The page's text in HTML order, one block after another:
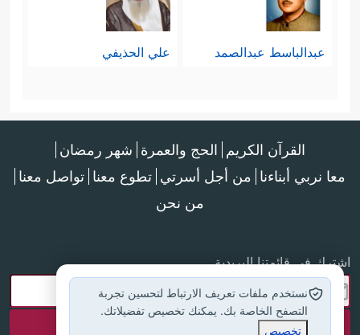
عبدالباسط عبدالصمد علي الحذيفي
القرآن الكريم الحج والعمرة شهر رمضان
معا نربي أبناءنا من أجل أسرتي تطوع معنا تواصل معنا
من نحن
اشترك في قائمتنا البريدية
نستخدم ملفات تعريف الارتباط لتحسين تجربة
التصفح الخاصة بك. يمكنك تخصيص تفضيلاتك.
تخصيص